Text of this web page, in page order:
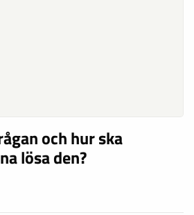
och hur ska
lösa den?